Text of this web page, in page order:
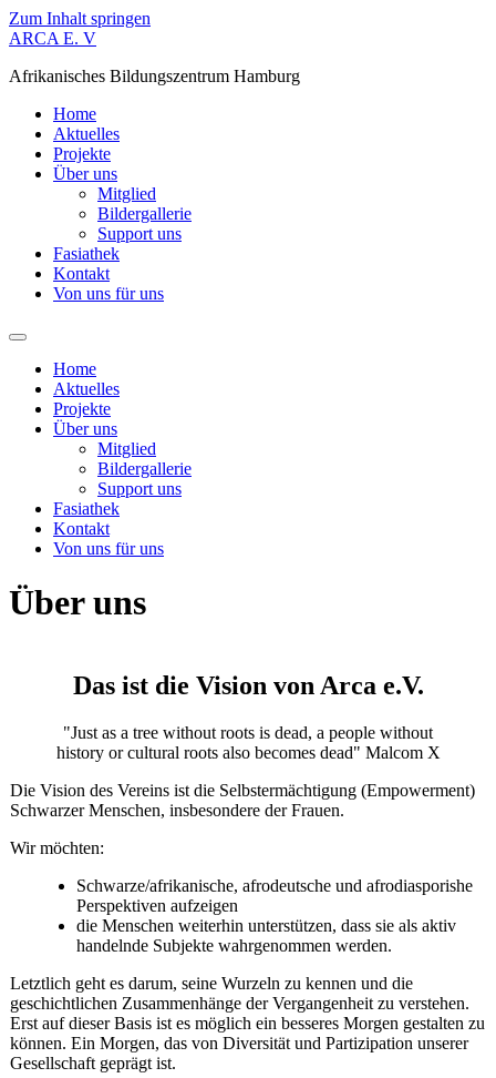
Zum Inhalt springen
ARCA E. V
Afrikanisches Bildungszentrum Hamburg
Home
Aktuelles
Projekte
Über uns
Mitglied
Bildergallerie
Support uns
Fasiathek
Kontakt
Von uns für uns
Home
Aktuelles
Projekte
Über uns
Mitglied
Bildergallerie
Support uns
Fasiathek
Kontakt
Von uns für uns
Über uns
Das ist die Vision von Arca e.V.
"Just as a tree without roots is dead, a people without
history or cultural roots also becomes dead" Malcom X
Die Vision des Vereins ist die Selbstermächtigung (Empowerment)
Schwarzer Menschen, insbesondere der Frauen.
Wir möchten:
Schwarze/afrikanische, afrodeutsche und afrodiasporishe
Perspektiven aufzeigen
die Menschen weiterhin unterstützen, dass sie als aktiv
handelnde Subjekte wahrgenommen werden.
Letztlich geht es darum, seine Wurzeln zu kennen und die
geschichtlichen Zusammenhänge der Vergangenheit zu verstehen.
Erst auf dieser Basis ist es möglich ein besseres Morgen gestalten zu
können. Ein Morgen, das von Diversität und Partizipation unserer
Gesellschaft geprägt ist.